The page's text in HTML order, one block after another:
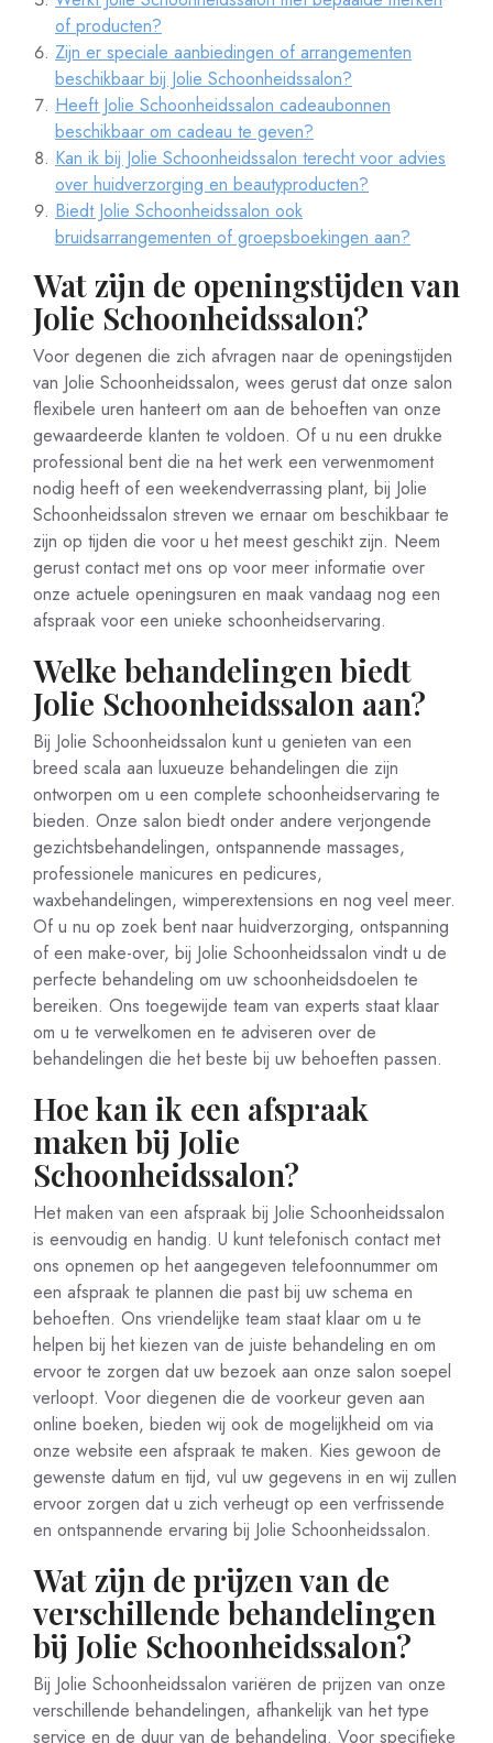
of producten?
Zijn er speciale aanbiedingen of arrangementen
beschikbaar bij Jolie Schoonheidssalon?
Heeft Jolie Schoonheidssalon cadeaubonnen
beschikbaar om cadeau te geven?
Kan ik bij Jolie Schoonheidssalon terecht voor advies
over huidverzorging en beautyproducten?
Biedt Jolie Schoonheidssalon ook
bruidsarrangementen of groepsboekingen aan?
Wat zijn de openingstijden van
Jolie Schoonheidssalon?
Voor degenen die zich afvragen naar de openingstijden
van Jolie Schoonheidssalon, wees gerust dat onze salon
flexibele uren hanteert om aan de behoeften van onze
gewaardeerde klanten te voldoen. Of u nu een drukke
professional bent die na het werk een verwenmoment
nodig heeft of een weekendverrassing plant, bij Jolie
Schoonheidssalon streven we ernaar om beschikbaar te
zijn op tijden die voor u het meest geschikt zijn. Neem
gerust contact met ons op voor meer informatie over
onze actuele openingsuren en maak vandaag nog een
afspraak voor een unieke schoonheidservaring.
Welke behandelingen biedt
Jolie Schoonheidssalon aan?
Bij Jolie Schoonheidssalon kunt u genieten van een
breed scala aan luxueuze behandelingen die zijn
ontworpen om u een complete schoonheidservaring te
bieden. Onze salon biedt onder andere verjongende
gezichtsbehandelingen, ontspannende massages,
professionele manicures en pedicures,
waxbehandelingen, wimperextensions en nog veel meer.
Of u nu op zoek bent naar huidverzorging, ontspanning
of een make-over, bij Jolie Schoonheidssalon vindt u de
perfecte behandeling om uw schoonheidsdoelen te
bereiken. Ons toegewijde team van experts staat klaar
om u te verwelkomen en te adviseren over de
behandelingen die het beste bij uw behoeften passen.
Hoe kan ik een afspraak
maken bij Jolie
Schoonheidssalon?
Het maken van een afspraak bij Jolie Schoonheidssalon
is eenvoudig en handig. U kunt telefonisch contact met
ons opnemen op het aangegeven telefoonnummer om
een afspraak te plannen die past bij uw schema en
behoeften. Ons vriendelijke team staat klaar om u te
helpen bij het kiezen van de juiste behandeling en om
ervoor te zorgen dat uw bezoek aan onze salon soepel
verloopt. Voor diegenen die de voorkeur geven aan
online boeken, bieden wij ook de mogelijkheid om via
onze website een afspraak te maken. Kies gewoon de
gewenste datum en tijd, vul uw gegevens in en wij zullen
ervoor zorgen dat u zich verheugt op een verfrissende
en ontspannende ervaring bij Jolie Schoonheidssalon.
Wat zijn de prijzen van de
verschillende behandelingen
bij Jolie Schoonheidssalon?
Bij Jolie Schoonheidssalon variëren de prijzen van onze
verschillende behandelingen, afhankelijk van het type
service en de duur van de behandeling. Voor specifieke